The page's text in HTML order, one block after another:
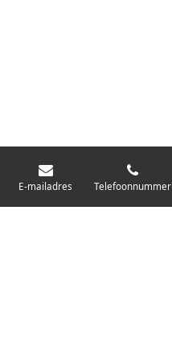
E-mailadres Telefoonnummer